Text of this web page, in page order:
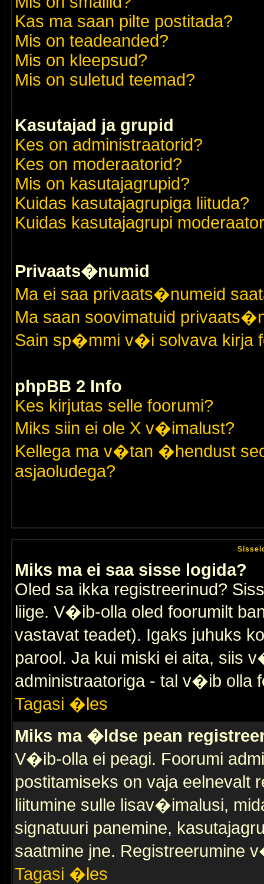
Kas ma saan pilte postitada?
Mis on teadeanded?
Mis on kleepsud?
Mis on suletud teemad?
Kasutajad ja grupid
Kes on administraatorid?
Kes on moderaatorid?
Mis on kasutajagrupid?
Kuidas kasutajagrupiga liituda?
Kuidas kasutajagrupi
Privaats�numid
Ma ei saa privaats�numeid
Ma saan soovimatuid
Sain sp�mmi v�i solvava kirja
phpBB 2 Info
Kes kirjutas selle foorumi?
Miks siin ei ole X v�imalust?
Kellega ma v�tan �hendust
asjaoludega?
Miks ma ei saa sisse logida?
Oled sa ikka registreerinud?
liige. V�ib-olla oled foorumilt
vastavat teadet). Igaks juhuks
parool. Ja kui miski ei aita, siis
administraatoriga - tal v�ib olla
Tagasi �les
Miks ma �ldse pean
V�ib-olla ei peagi. Foorumi
postitamiseks on vaja eelnevalt
liitumine sulle lisav�imalusi,
signatuuri panemine,
saatmine jne. Registreerumine
Tagasi �les